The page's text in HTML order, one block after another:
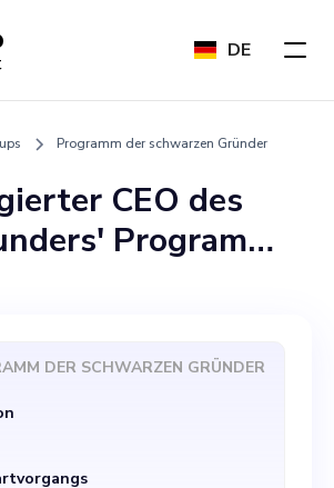
DE
Programm der schwarzen Gründer
CEO des
Program
Mitbegründer,
landesweiten
schwarzer Gründer
DER SCHWARZEN GRÜNDER